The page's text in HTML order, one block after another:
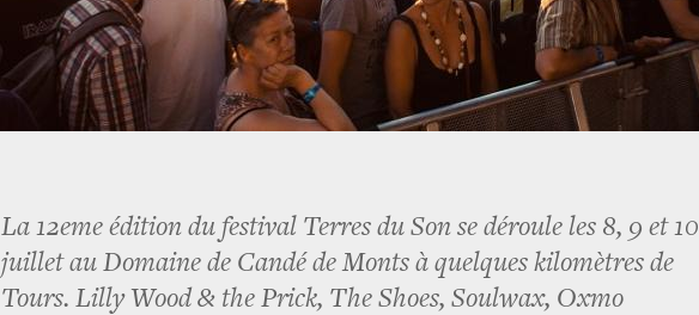
La 12eme édition du festival Terres du Son se déroule les 8, 9 et 10
juillet au Domaine de Candé de Monts à quelques kilomètres de
Tours. Lilly Wood & the Prick, The Shoes, Soulwax, Oxmo